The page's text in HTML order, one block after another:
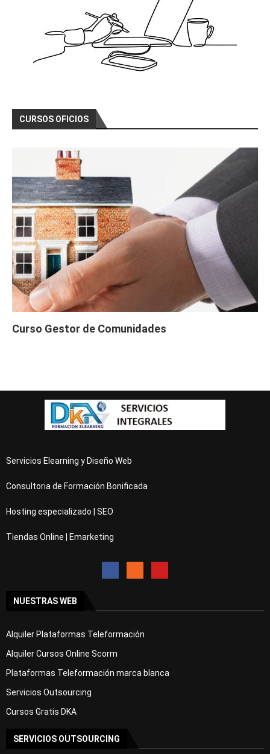
CURSOS OFICIOS
Curso Gestor de Comunidades
Servicios Elearning y Diseño Web
Consultoria de Formación Bonificada
Hosting especializado | SEO
Tiendas Online | Emarketing
NUESTRAS WEB
Alquiler Plataformas Teleformación
Alquiler Cursos Online Scorm
Plataformas Teleformación marca blanca
Servicios Outsourcing
Cursos Gratis DKA
SERVICIOS OUTSOURCING